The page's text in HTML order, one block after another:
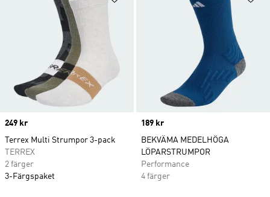
Price
249 kr
Terrex Multi Strumpor 3-pack
TERREX
2 färger
3-Färgspaket
Price
189 kr
BEKVÄMA MEDELHÖGA
LÖPARSTRUMPOR
Performance
4 färger